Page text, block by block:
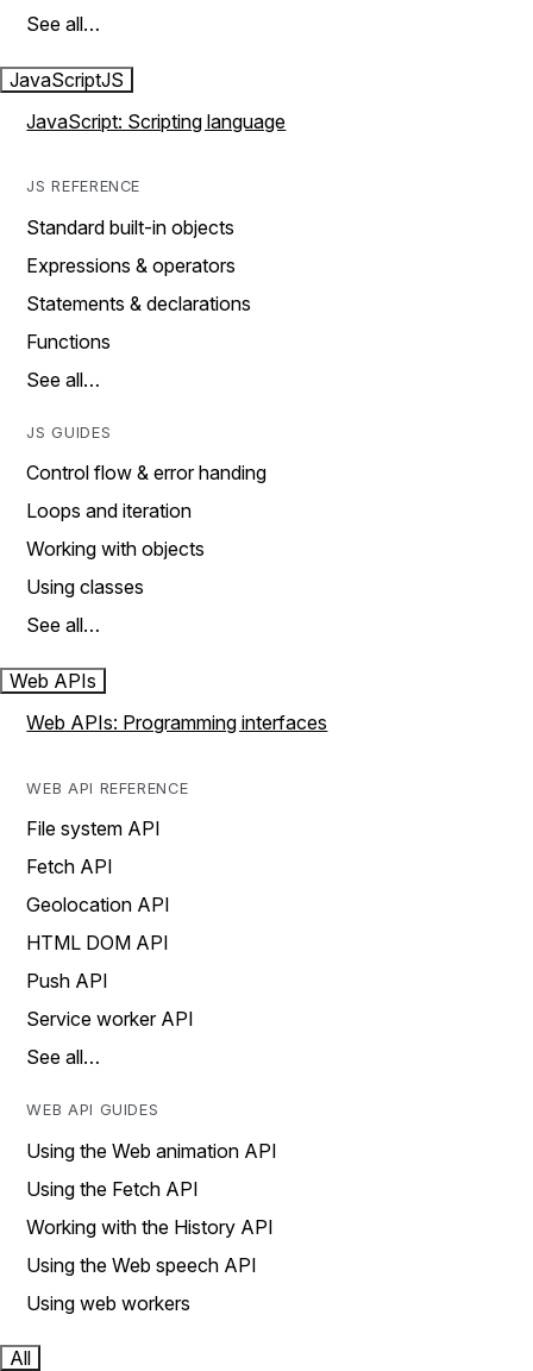
See all…
JavaScriptJS
JavaScript: Scripting language
JS REFERENCE
Standard built-in objects
Expressions & operators
Statements & declarations
Functions
See all…
JS GUIDES
Control flow & error handing
Loops and iteration
Working with objects
Using classes
See all…
Web APIs
Web APIs: Programming interfaces
WEB API REFERENCE
File system API
Fetch API
Geolocation API
HTML DOM API
Push API
Service worker API
See all…
WEB API GUIDES
Using the Web animation API
Using the Fetch API
Working with the History API
Using the Web speech API
Using web workers
All